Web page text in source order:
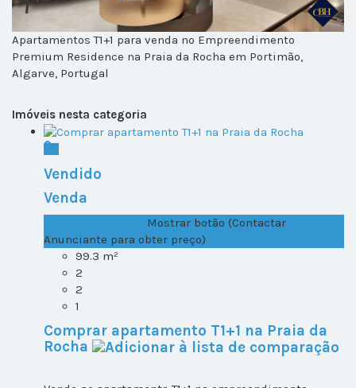
Apartamentos T1+1 para venda no Empreendimento
Premium Residence na Praia da Rocha em Portimão,
Algarve, Portugal
Imóveis nesta categoria
Vendido
Venda
Mostrar botão (Contactar
Anunciante para obter preço)
99.3 m²
2
2
1
Comprar apartamento T1+1 na Praia da
Rocha